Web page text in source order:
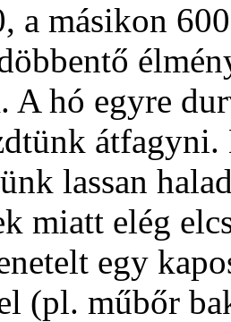
a másikon
A hó egyre
lassan
miatt elég
egy
(pl. műbőr